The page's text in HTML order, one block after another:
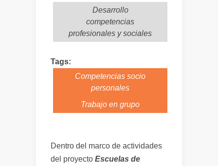
Desarrollo
competencias
profesionales y sociales
Tags:
Competencias socio
personales
Trabajo en grupo
Dentro del marco de actividades
del proyecto Escuelas de